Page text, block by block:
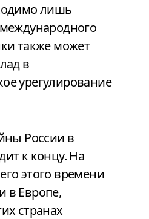
лишь
также может
в
урегулирование
России в
к концу. На
этого времени
в Европе,
странах